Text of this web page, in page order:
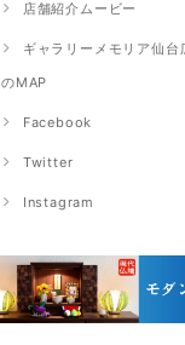
店舗紹介ムービー
ギャラリーメモリア仙台
のMAP
Facebook
Twitter
Instagram